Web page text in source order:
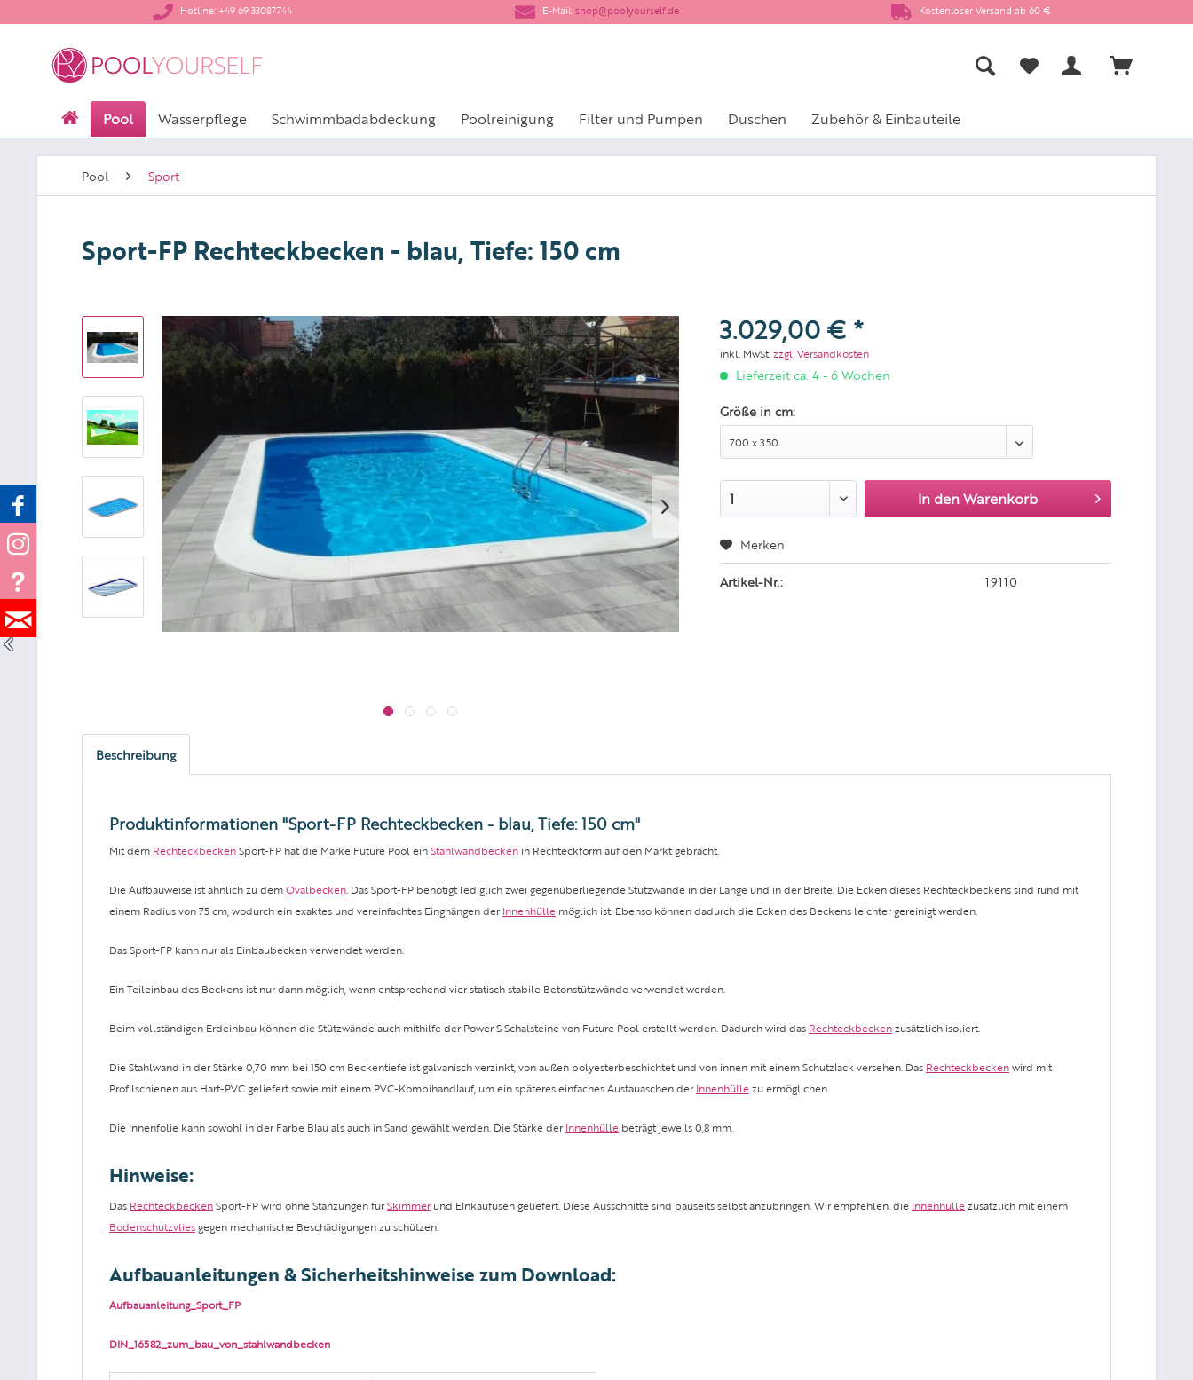
​Hotline: +49 69 33087744 ​E-Mail: shop@poolyourself.de Kostenloser Versand ab 60 €
Pool Wasserpflege Schwimmbadabdeckung Poolreinigung Filter und Pumpen Duschen Zubehör & Einbauteile
Pool Sport
Sport-FP Rechteckbecken - blau, Tiefe: 150 cm
3.029,00 € *
inkl. MwSt.zzgl. Versandkosten
Lieferzeit ca. 4 - 6 Wochen
Größe in cm:
In den Warenkorb
Merken
Artikel-Nr.: 19110
Beschreibung
Produktinformationen "Sport-FP Rechteckbecken - blau, Tiefe: 150 cm"
Mit dem RechteckbeckenSport-FP hat die Marke Future Pool einStahlwandbecken in Rechteckform auf den Markt gebracht.
Die Aufbauweise ist ähnlich zu demOvalbecken . Das Sport-FP benötigt lediglich zwei gegenüberliegende Stützwände in der Länge und in der Breite. Die Ecken dieses Rechteckbeckens sind rund mit
einem Radius von 75 cm, wodurch ein exaktes und vereinfachtes Einghängen derInnenhülle möglich ist. Ebenso können dadurch die Ecken des Beckens leichter gereinigt werden.
Das Sport-FP kann nur als Einbaubecken verwendet werden.
Ein Teileinbau des Beckens ist nur dann möglich, wenn entsprechend vier statisch stabile Betonstützwände verwendet werden.
Beim vollständigen Erdeinbau können die Stützwände auch mithilfe der Power S Schalsteine von Future Pool erstellt werden. Dadurch wird das Rechteckbeckenzusätzlich isoliert.
Die Stahlwand in der Stärke 0,70 mm bei 150 cm Beckentiefe ist galvanisch verzinkt, von außen polyesterbeschichtet und von innen mit einem Schutzlack versehen. Das Rechteckbeckenwird mit
Profilschienen aus Hart-PVC geliefert sowie mit einem PVC-Kombihandlauf, um ein späteres einfaches Austauaschen derInnenhüllezu ermöglichen.
Die Innenfolie kann sowohl in der Farbe Blau als auch in Sand gewählt werden. Die Stärke derInnenhülle beträgt jeweils 0,8 mm.
Hinweise:
Das RechteckbeckenSport-FP wird ohne Stanzungen fürSkimmerund EInkaufüsen geliefert. Diese Ausschnitte sind bauseits selbst anzubringen. Wir empfehlen, die Innenhüllezusätzlich mit einem
Bodenschutzvliesgegen mechanische Beschädigungen zu schützen.
Aufbauanleitungen & Sicherheitshinweise zum Download:
Aufbauanleitung_Sport_FP
DIN_16582_zum_bau_von_stahlwandbecken